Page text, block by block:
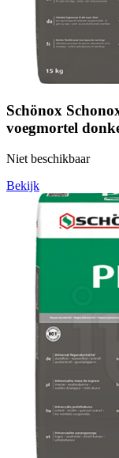
Schönox
voegmortel
Niet beschikbaar
Bekijk